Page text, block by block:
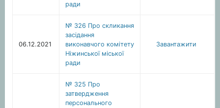
ради
06.12.2021
№ 326 Про скликання
засідання
виконавчого комітету
Ніжинської міської
ради
Завантажити
№ 325 Про
затвердження
персонального